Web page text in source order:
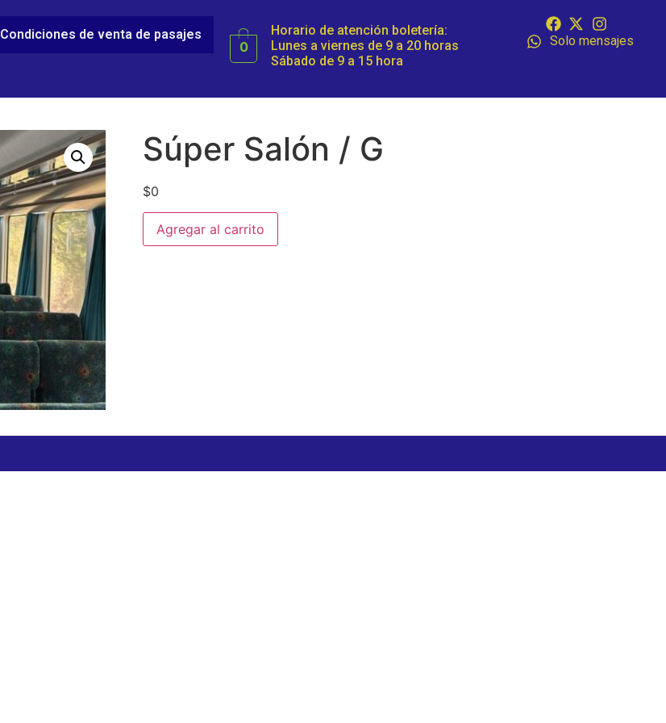
Condiciones de venta de pasajes
0
Horario de atención boletería:
Lunes a viernes de 9 a 20 horas
Sábado de 9 a 15 hora
Solo mensajes
Súper Salón / G
$0
Agregar al carrito